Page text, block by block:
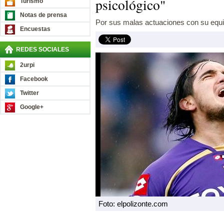
Notas de prensa
Encuestas
REDES SOCIALES
2urpi
Facebook
Twitter
Google+
psicológico"
Por sus malas actuaciones con su
Foto: elpolizonte.com